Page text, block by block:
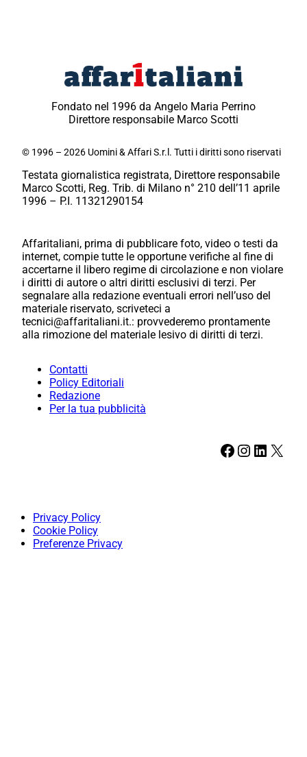
Fondato nel 1996 da Angelo Maria Perrino
Direttore responsabile Marco Scotti
© 1996 – 2026 Uomini & Affari S.r.l. Tutti i diritti sono riservati
Testata giornalistica registrata, Direttore responsabile
Marco Scotti, Reg. Trib. di Milano n° 210 dell’11 aprile
1996 – P.I. 11321290154
Affaritaliani, prima di pubblicare foto, video o testi da
internet, compie tutte le opportune verifiche al fine di
accertarne il libero regime di circolazione e non violare
i diritti di autore o altri diritti esclusivi di terzi. Per
segnalare alla redazione eventuali errori nell’uso del
materiale riservato, scriveteci a
tecnici@affaritaliani.it.: provvederemo prontamente
alla rimozione del materiale lesivo di diritti di terzi.
Contatti
Policy Editoriali
Redazione
Per la tua pubblicità
Facebook Instagram LinkedIn X
Privacy Policy
Cookie Policy
Preferenze Privacy